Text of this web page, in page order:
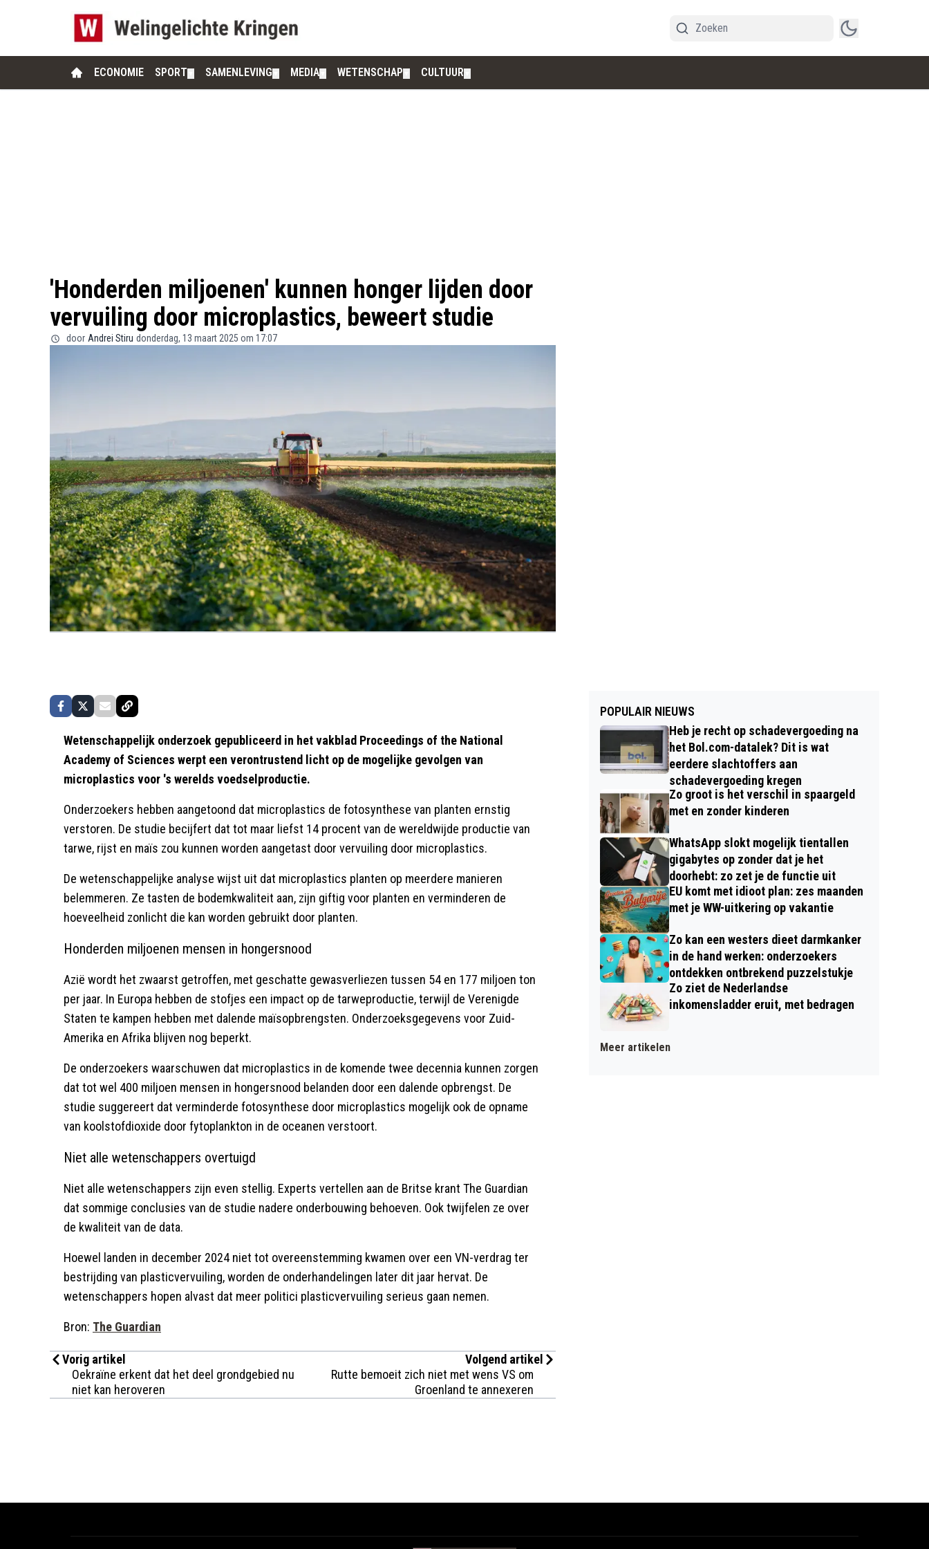
ECONOMIE SPORT SAMENLEVING MEDIA WETENSCHAP CULTUUR
'Honderden miljoenen' kunnen honger lijden door
vervuiling door microplastics, beweert studie
door Andrei Stiru donderdag, 13 maart 2025 om 17:07
Wetenschappelijk onderzoek gepubliceerd in het vakblad Proceedings of the National
Academy of Sciences werpt een verontrustend licht op de mogelijke gevolgen van
microplastics voor 's werelds voedselproductie.
Onderzoekers hebben aangetoond dat microplastics de fotosynthese van planten ernstig
verstoren. De studie becijfert dat tot maar liefst 14 procent van de wereldwijde productie van
tarwe, rijst en maïs zou kunnen worden aangetast door vervuiling door microplastics.
De wetenschappelijke analyse wijst uit dat microplastics planten op meerdere manieren
belemmeren. Ze tasten de bodemkwaliteit aan, zijn giftig voor planten en verminderen de
hoeveelheid zonlicht die kan worden gebruikt door planten.
Honderden miljoenen mensen in hongersnood
Azië wordt het zwaarst getroffen, met geschatte gewasverliezen tussen 54 en 177 miljoen ton
per jaar. In Europa hebben de stofjes een impact op de tarweproductie, terwijl de Verenigde
Staten te kampen hebben met dalende maïsopbrengsten. Onderzoeksgegevens voor Zuid-
Amerika en Afrika blijven nog beperkt.
De onderzoekers waarschuwen dat microplastics in de komende twee decennia kunnen zorgen
dat tot wel 400 miljoen mensen in hongersnood belanden door een dalende opbrengst. De
studie suggereert dat verminderde fotosynthese door microplastics mogelijk ook de opname
van koolstofdioxide door fytoplankton in de oceanen verstoort.
Niet alle wetenschappers overtuigd
Niet alle wetenschappers zijn even stellig. Experts vertellen aan de Britse krant The Guardian
dat sommige conclusies van de studie nadere onderbouwing behoeven. Ook twijfelen ze over
de kwaliteit van de data.
Hoewel landen in december 2024 niet tot overeenstemming kwamen over een VN-verdrag ter
bestrijding van plasticvervuiling, worden de onderhandelingen later dit jaar hervat. De
wetenschappers hopen alvast dat meer politici plasticvervuiling serieus gaan nemen.
Bron: The Guardian
Vorig artikel
Oekraïne erkent dat het deel grondgebied nu
niet kan heroveren
Volgend artikel
Rutte bemoeit zich niet met wens VS om
Groenland te annexeren
POPULAIR NIEUWS
Heb je recht op schadevergoeding na
het Bol.com-datalek? Dit is wat
eerdere slachtoffers aan
schadevergoeding kregen
Zo groot is het verschil in spaargeld
met en zonder kinderen
WhatsApp slokt mogelijk tientallen
gigabytes op zonder dat je het
doorhebt: zo zet je de functie uit
EU komt met idioot plan: zes maanden
met je WW-uitkering op vakantie
Zo kan een westers dieet darmkanker
in de hand werken: onderzoekers
ontdekken ontbrekend puzzelstukje
Zo ziet de Nederlandse
inkomensladder eruit, met bedragen
Meer artikelen